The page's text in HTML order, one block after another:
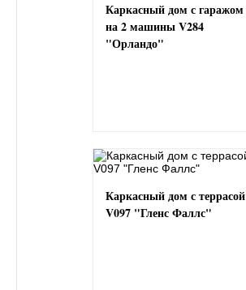
Каркасный дом с гаражом
на 2 машины V284
"Орландо"
Каркасный дом с террасой
V097 "Гленс Фаллс"